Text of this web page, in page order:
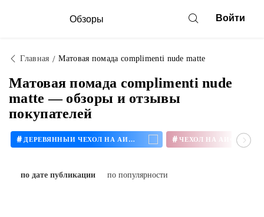
Обзоры Войти
Главная Матовая помада complimenti nude matte
Матовая помада complimenti nude
matte — обзоры и отзывы
покупателей
# ДЕРЕВЯННЫЙ ЧЕХОЛ НА АЙФОН # ЧЕХОЛ НА АЙФОН 11
по дате публикации по популярности